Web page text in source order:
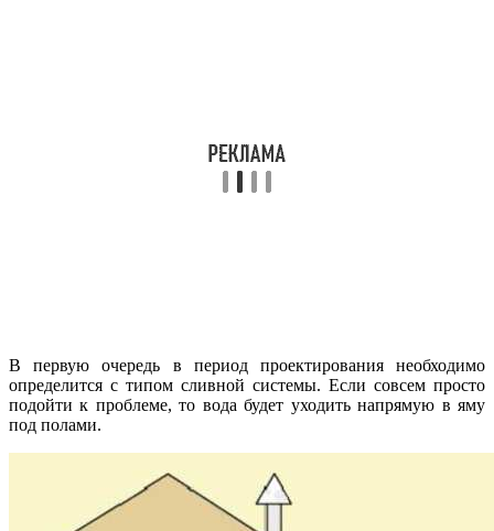
В первую очередь в период проектирования необходимо
определится с типом сливной системы. Если совсем просто
подойти к проблеме, то вода будет уходить напрямую в яму
под полами.